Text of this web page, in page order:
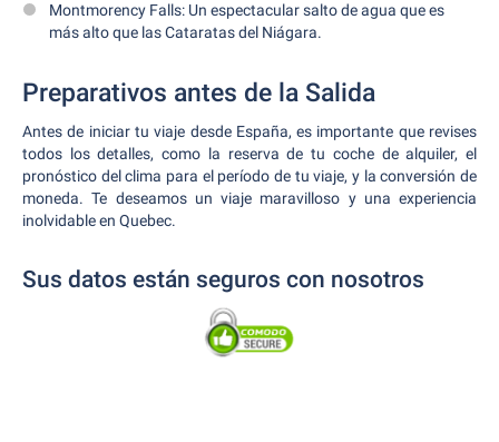
Montmorency Falls: Un espectacular salto de agua que es
más alto que las Cataratas del Niágara.
Preparativos antes de la Salida
Antes de iniciar tu viaje desde España, es importante que revises
todos los detalles, como la reserva de tu coche de alquiler, el
pronóstico del clima para el período de tu viaje, y la conversión de
moneda. Te deseamos un viaje maravilloso y una experiencia
inolvidable en Quebec.
Sus datos están seguros con nosotros